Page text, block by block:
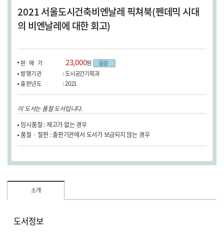
2021 서울도시건축비엔날레 픽쳐북(펜데믹 시대
의 비엔날레에 대한 회고)
판매가 23,000원
발행기관
: 도시공간기획과
출판년도
: 2021
이 도서는 품절 도서입니다.
임시품절 : 재고가 없는 경우
품절 · 절판 : 출판기관에서 도서가 보급되지 않는 경우
소개
도서정보